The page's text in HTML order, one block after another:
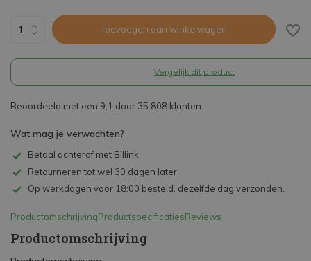
Toevoegen aan winkelwagen
Vergelijk dit product
Beoordeeld met een 9,1 door 35.808 klanten
Wat mag je verwachten?
Betaal achteraf met Billink
Retourneren tot wel 30 dagen later
Op werkdagen voor 18:00 besteld, dezelfde dag verzonden.
ProductomschrijvingProductspecificatiesReviews
Productomschrijving